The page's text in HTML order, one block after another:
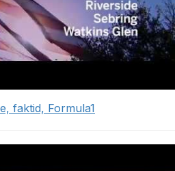
faktid, Formula1